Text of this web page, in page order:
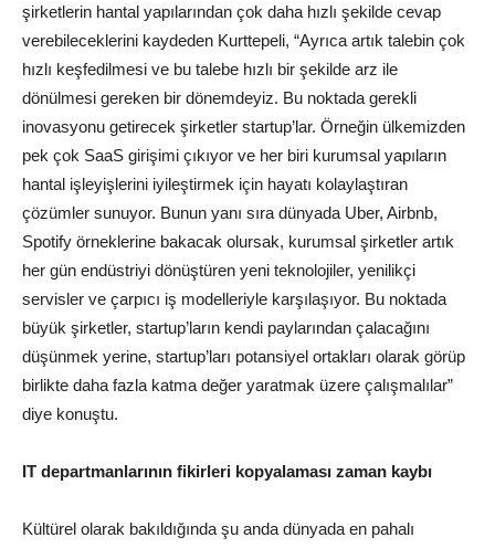
şirketlerin hantal yapılarından çok daha hızlı şekilde cevap
verebileceklerini kaydeden Kurttepeli, “Ayrıca artık talebin çok
hızlı keşfedilmesi ve bu talebe hızlı bir şekilde arz ile
dönülmesi gereken bir dönemdeyiz. Bu noktada gerekli
inovasyonu getirecek şirketler startup’lar. Örneğin ülkemizden
pek çok SaaS girişimi çıkıyor ve her biri kurumsal yapıların
hantal işleyişlerini iyileştirmek için hayatı kolaylaştıran
çözümler sunuyor. Bunun yanı sıra dünyada Uber, Airbnb,
Spotify örneklerine bakacak olursak, kurumsal şirketler artık
her gün endüstriyi dönüştüren yeni teknolojiler, yenilikçi
servisler ve çarpıcı iş modelleriyle karşılaşıyor. Bu noktada
büyük şirketler, startup’ların kendi paylarından çalacağını
düşünmek yerine, startup’ları potansiyel ortakları olarak görüp
birlikte daha fazla katma değer yaratmak üzere çalışmalılar”
diye konuştu.
IT departmanlarının fikirleri kopyalaması zaman kaybı
Kültürel olarak bakıldığında şu anda dünyada en pahalı